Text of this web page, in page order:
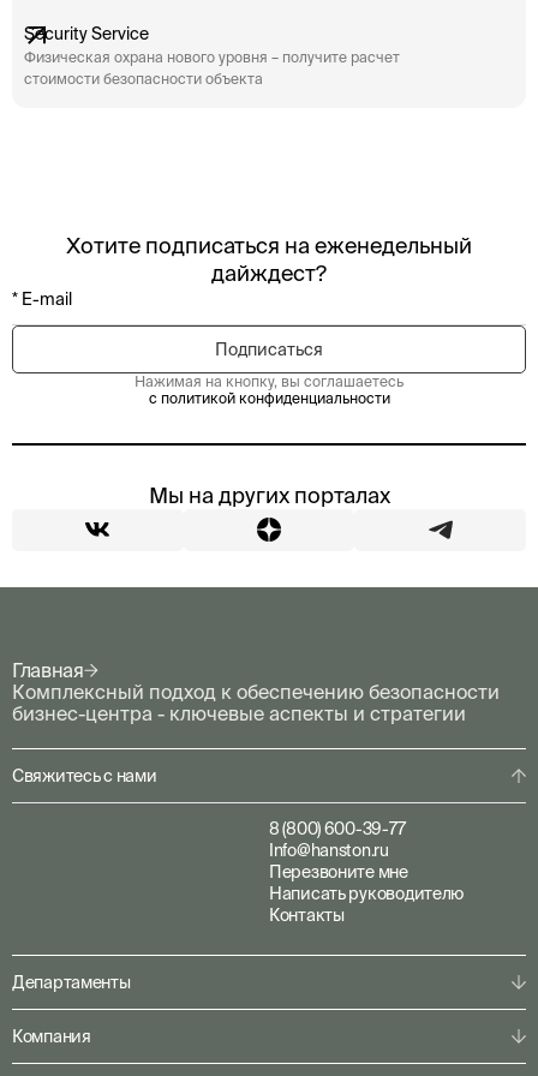
Security Service
Физическая охрана нового уровня – получите расчет
стоимости безопасности объекта
Хотите подписаться на еженедельный
дайждест?
Нажимая на кнопку, вы соглашаетесь
с политикой конфиденциальности
Мы на других порталах
Главная
Комплексный подход к обеспечению безопасности
бизнес-центра - ключевые аспекты и стратегии
Департаменты
Компания
Свяжитесь с нами
8 (800) 600-39-77
Info@hanston.ru
Перезвоните мне
Написать руководителю
Контакты